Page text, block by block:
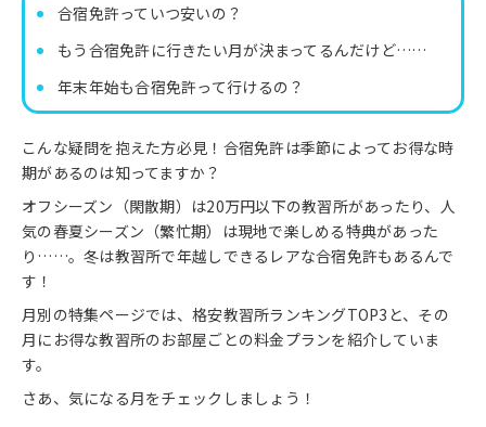
合宿免許っていつ安いの？
もう合宿免許に行きたい月が決まってるんだけど……
年末年始も合宿免許って行けるの？
こんな疑問を抱えた方必見！合宿免許は季節によってお得な時
期があるのは知ってますか？
オフシーズン（閑散期）は20万円以下の教習所があったり、人
気の春夏シーズン（繁忙期）は現地で楽しめる特典があった
り……。冬は教習所で年越しできるレアな合宿免許もあるんで
す！
月別の特集ページでは、格安教習所ランキングTOP3と、その
月にお得な教習所のお部屋ごとの料金プランを紹介していま
す。
さあ、気になる月をチェックしましょう！